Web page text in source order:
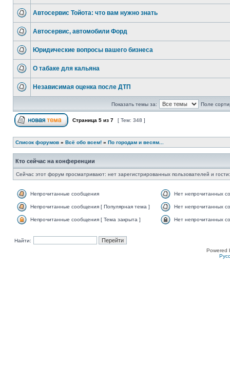
Автосервис Тойота: что вам нужно знать
Автосервис, автомобили Форд
Юридические вопросы вашего бизнеса
О табаке для кальяна
Независимая оценка после ДТП
Показать темы за: Поле
Страница 5 из 7 [ Тем: 348 ]
Список форумов » Всё обо всем! » По городам и весям...
Кто сейчас на конференции
Сейчас этот форум просматривают: нет зарегистрированных пользователей и
Непрочитанные сообщения Нет непрочитанных
Непрочитанные сообщения [ Популярная тема ] Нет непрочитанных
Непрочитанные сообщения [ Тема закрыта ] Нет непрочитанных
Найти:
Powered